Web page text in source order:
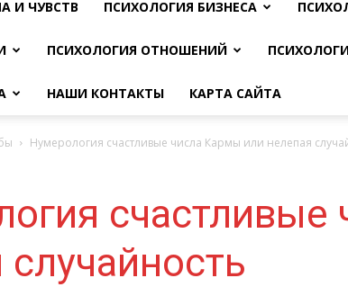
И ЧУВСТВ ПСИХОЛОГИЯ БИЗНЕСА
ПСИХОЛОГИЯ ОТНОШЕНИЙ
НАШИ КОНТАКТЫ КАРТА САЙТА
Нумерология счастливые числа Кармы или нелепая